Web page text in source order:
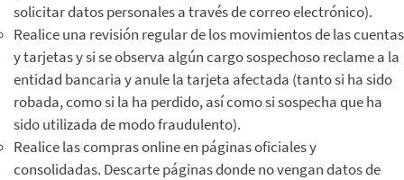
solicitar datos personales a través de correo electrónico).
Realice una revisión regular de los movimientos de las cuentas
y tarjetas y si se observa algún cargo sospechoso reclame a la
entidad bancaria y anule la tarjeta afectada (tanto si ha sido
robada, como si la ha perdido, así como si sospecha que ha
sido utilizada de modo fraudulento).
Realice las compras online en páginas oficiales y
consolidadas. Descarte páginas donde no vengan datos de